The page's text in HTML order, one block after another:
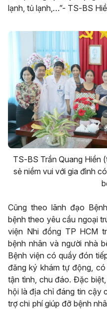
lạnh, tủ lạnh,…”- TS-BS
TS-BS Trần Quang Hiền
sẻ niềm vui với gia đình
Cũng theo lãnh đạo
bệnh theo yêu cầu ngoại
viện Nhi đồng TP HCM
bệnh nhân và người nhà
Bệnh viện có quầy đón
đăng ký khám tự động,
tận tình, chu đáo. Đặc
hội là địa chỉ đáng tin cậy
trợ chi phí giúp đỡ bệnh